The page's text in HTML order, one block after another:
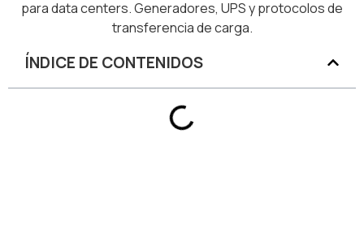
para data centers. Generadores, UPS y protocolos de
transferencia de carga.
ÍNDICE DE CONTENIDOS